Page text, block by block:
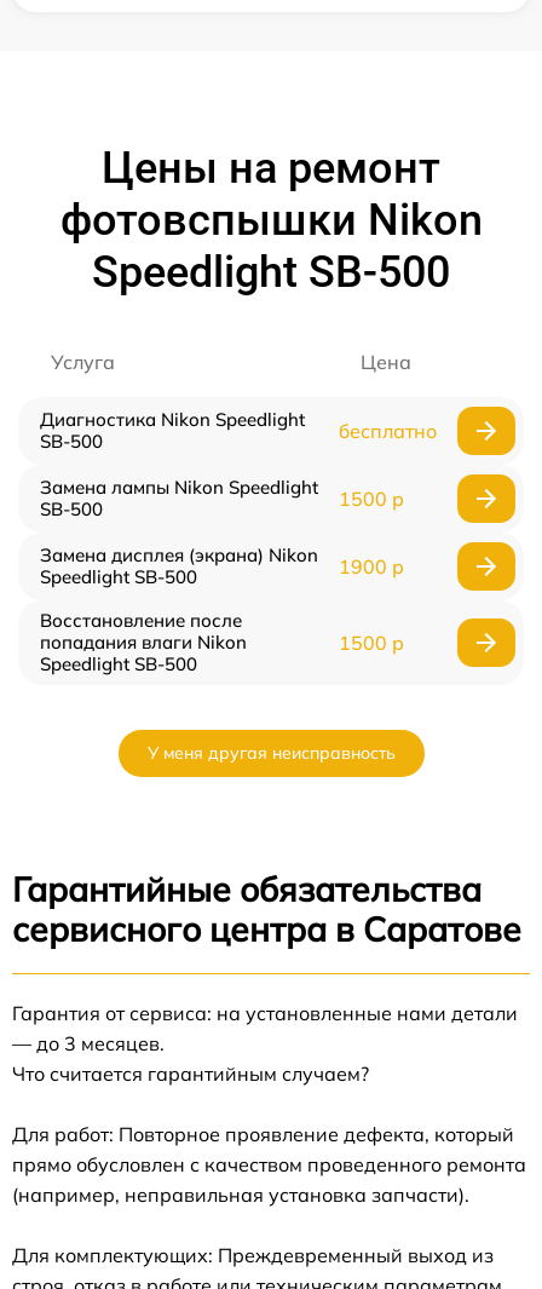
Цены на ремонт
фотовспышки Nikon
Speedlight SB-500
Услуга Цена
Диагностика Nikon Speedlight
SB-500
бесплатно
Замена лампы Nikon Speedlight
SB-500
1500 р
Замена дисплея (экрана) Nikon
Speedlight SB-500
1900 р
Восстановление после
попадания влаги Nikon
Speedlight SB-500
1500 р
У меня другая неисправность
Гарантийные обязательства
сервисного центра в Саратове
Гарантия от сервиса: на установленные нами детали
— до 3 месяцев.
Что считается гарантийным случаем?
Для работ: Повторное проявление дефекта, который
прямо обусловлен с качеством проведенного ремонта
(например, неправильная установка запчасти).
Для комплектующих: Преждевременный выход из